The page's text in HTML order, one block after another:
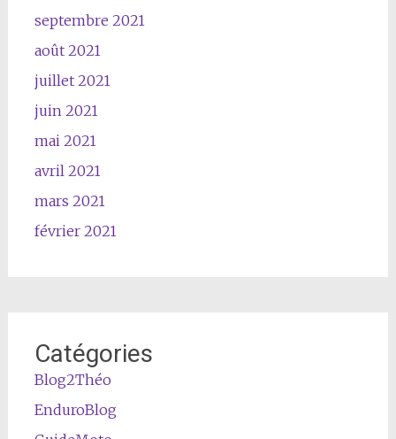
septembre 2021
août 2021
juillet 2021
juin 2021
mai 2021
avril 2021
mars 2021
février 2021
Catégories
Blog2Théo
EnduroBlog